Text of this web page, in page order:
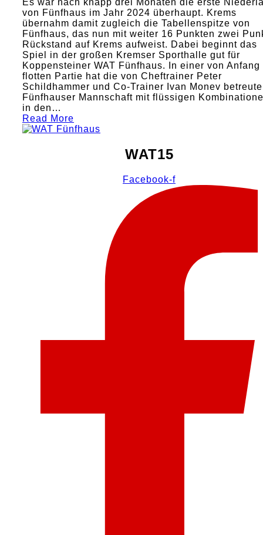
Es war nach knapp drei Monaten die erste
von Fünfhaus im Jahr 2024 überhaupt. Krems
übernahm damit zugleich die Tabellenspitze von
Fünfhaus, das nun mit weiter 16 Punkten zwei
Rückstand auf Krems aufweist. Dabei beginnt das
Spiel in der großen Kremser Sporthalle gut für
Koppensteiner WAT Fünfhaus. In einer von Anfang
flotten Partie hat die von Cheftrainer Peter
Schildhammer und Co-Trainer Ivan Monev betreute
Fünfhauser Mannschaft mit flüssigen
in den…
Read More
WAT15
Facebook-f